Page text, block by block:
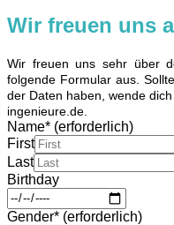
Wir freuen uns
Wir freuen uns sehr über
folgende Formular aus.
der Daten haben, wende
ingenieure.de.
Name* (erforderlich)
First
Last
Birthday
Gender* (erforderlich)